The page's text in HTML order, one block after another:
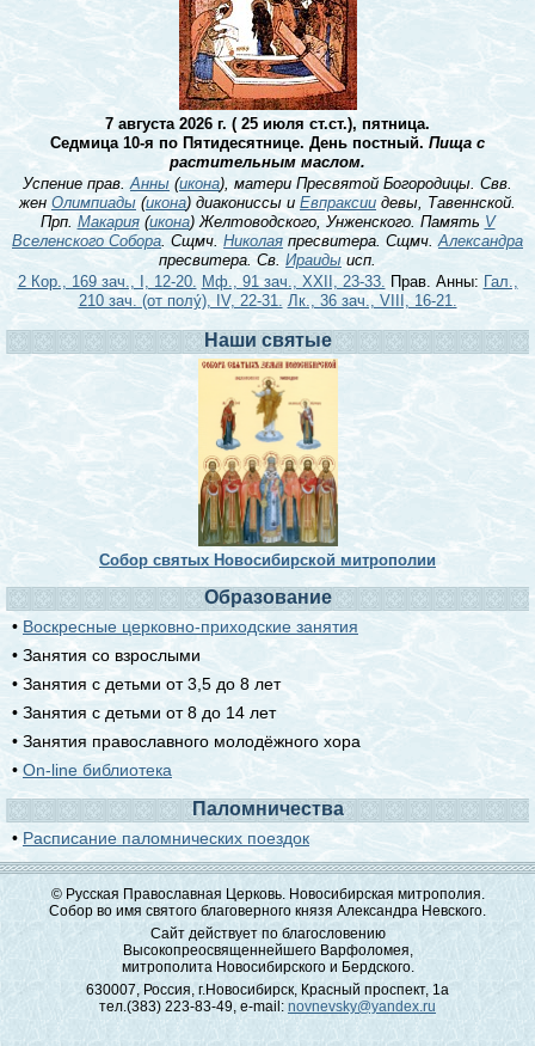
7 августа 2026 г. ( 25 июля ст.ст.), пятница.
Седмица 10-я по Пятидесятнице. День постный. Пища с
растительным маслом.
Успение прав.Анны (икона), матери Пресвятой Богородицы. Свв.
жен Олимпиады (икона) диакониссы и Евпраксии девы, Тавеннской.
Прп.Макария(икона) Желтоводского, Унженского. Память V
Вселенского Собора. Сщмч. Николая пресвитера. Сщмч.Александра
пресвитера. Св. Ираидыисп.
2 Кор., 169 зач., I, 12-20. Мф., 91 зач., XXII, 23-33. Прав. Анны: Гал.,
210 зач. (от полу́), IV, 22-31. Лк., 36 зач., VIII, 16-21.
Наши святые
Собор святых Новосибирской митрополии
Образование
• Воскресные церковно-приходские занятия
• Занятия со взрослыми
• Занятия с детьми от 3,5 до 8 лет
• Занятия с детьми от 8 до 14 лет
• Занятия православного молодёжного хора
• On-line библиотека
Паломничества
• Расписание паломнических поездок
© Русская Православная Церковь. Новосибирская митрополия.
Собор во имя святого благоверного князя Александра Невского.
Сайт действует по благословению
Высокопреосвященнейшего Варфоломея,
митрополита Новосибирского и Бердского.
630007, Россия, г.Новосибирск, Красный проспект, 1а
тел.(383) 223-83-49, e-mail: novnevsky@yandex.ru